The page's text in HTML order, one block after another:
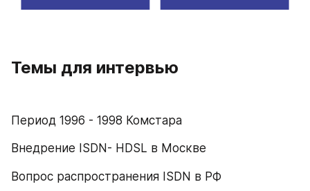
Темы для интервью
Период 1996 - 1998 Комстара
Внедрение ISDN- HDSL в Москве
Вопрос распространения ISDN в РФ